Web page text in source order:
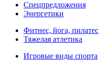
Спецпредложения
Энергетики
Фитнес, йога, пилатес
Тяжелая атлетика
Игровые виды спорта